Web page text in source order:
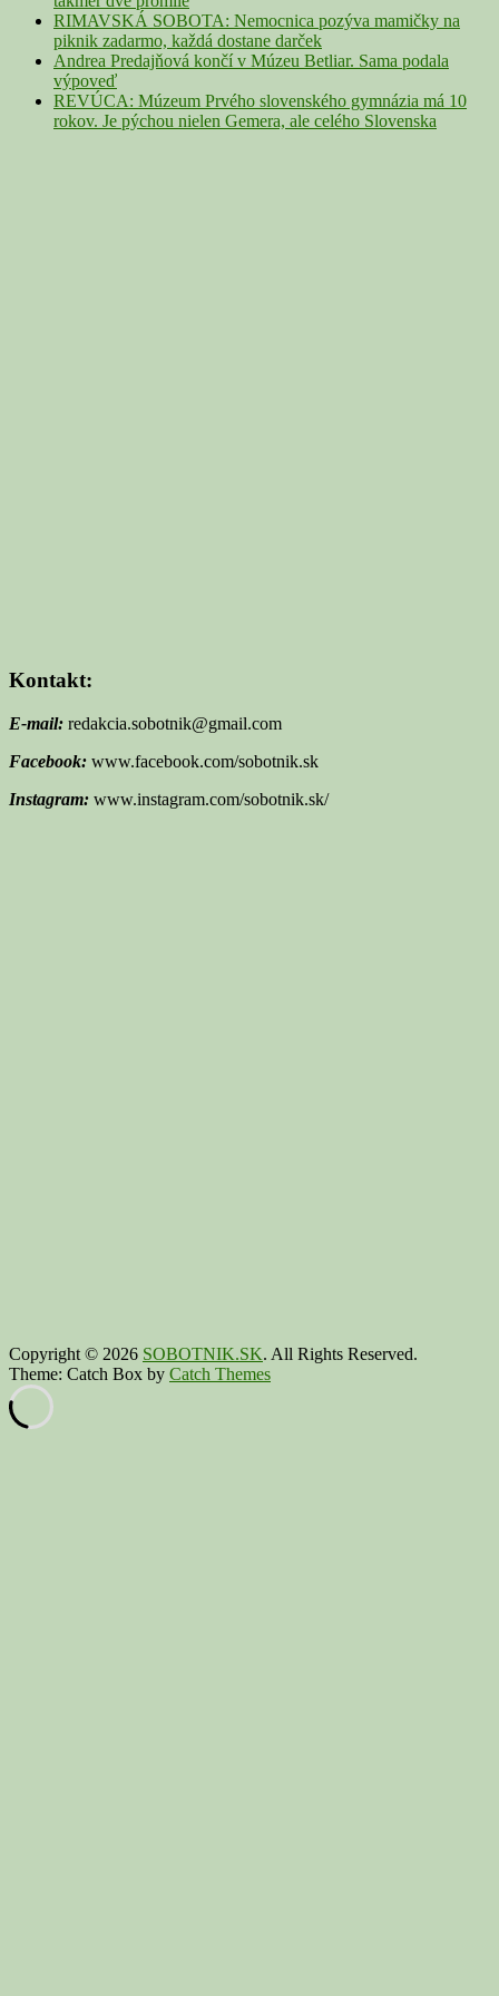
RIMAVSKÁ SOBOTA: Nemocnica pozýva mamičky na
piknik zadarmo, každá dostane darček
Andrea Predajňová končí v Múzeu Betliar. Sama podala
výpoveď
REVÚCA: Múzeum Prvého slovenského gymnázia má 10
rokov. Je pýchou nielen Gemera, ale celého Slovenska
Kontakt:
E-mail: redakcia.sobotnik@gmail.com
Facebook: www.facebook.com/sobotnik.sk
Instagram: www.instagram.com/sobotnik.sk/
Copyright © 2026 SOBOTNIK.SK. All Rights Reserved.
Theme: Catch Box by Catch Themes
Scroll
Up